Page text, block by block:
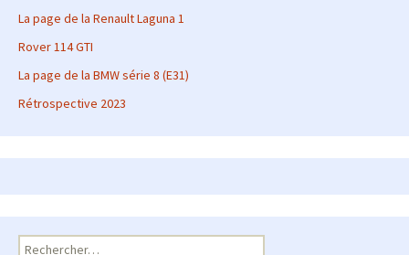
La page de la Renault Laguna 1
Rover 114 GTI
La page de la BMW série 8 (E31)
Rétrospective 2023
Rechercher :